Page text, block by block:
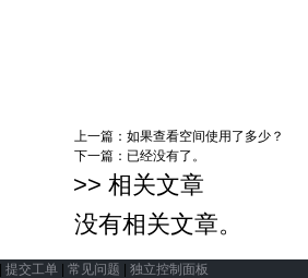
上一篇： 如果查看空间使用了多少？
下一篇：已经没有了。
>> 相关文章
没有相关文章。
提交工单 常见问题 独立控制面板